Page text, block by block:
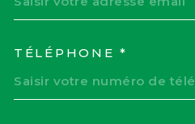
TÉLÉPHONE *